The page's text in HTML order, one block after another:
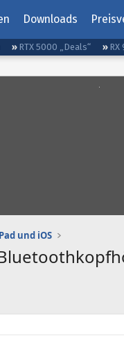
Downloads
RTX 5000 „Deals“ RX
und iOS